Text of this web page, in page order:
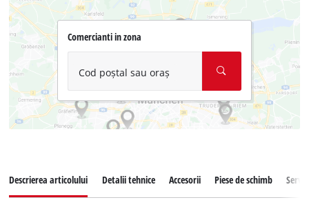
Comercianti in zona
Cod poștal sau oraș
Descrierea articolului Detalii tehnice Accesorii Piese de schimb